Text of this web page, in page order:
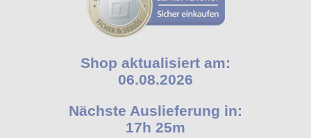
Shop aktualisiert am:
06.08.2026
Nächste Auslieferung in:
17h 25m